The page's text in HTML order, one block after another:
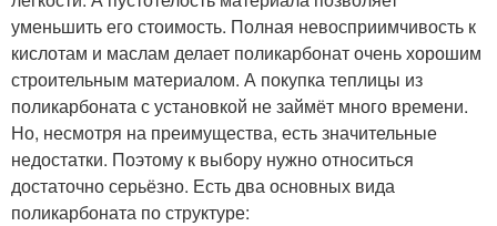
уменьшить его стоимость. Полная невосприимчивость к
кислотам и маслам делает поликарбонат очень хорошим
строительным материалом. А покупка теплицы из
поликарбоната с установкой не займёт много времени.
Но, несмотря на преимущества, есть значительные
недостатки. Поэтому к выбору нужно относиться
достаточно серьёзно. Есть два основных вида
поликарбоната по структуре: